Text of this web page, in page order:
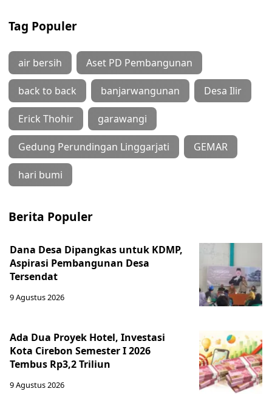
Tag Populer
air bersih Aset PD Pembangunan
back to back banjarwangunan Desa Ilir
Erick Thohir garawangi
Gedung Perundingan Linggarjati GEMAR
hari bumi
Berita Populer
Dana Desa Dipangkas untuk KDMP,
Aspirasi Pembangunan Desa
Tersendat
9 Agustus 2026
Ada Dua Proyek Hotel, Investasi
Kota Cirebon Semester I 2026
Tembus Rp3,2 Triliun
9 Agustus 2026